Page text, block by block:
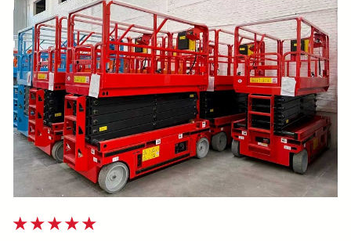
★★★★★